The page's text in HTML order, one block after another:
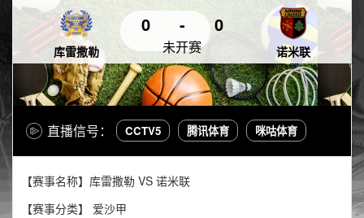
库雷撒勒
0 - 0
诺米联
未开赛
直播信号： CCTV5 腾讯体育 咪咕体育
【赛事名称】库雷撒勒 VS 诺米联
【赛事分类】 爱沙甲